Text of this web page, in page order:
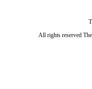
All rights reserved